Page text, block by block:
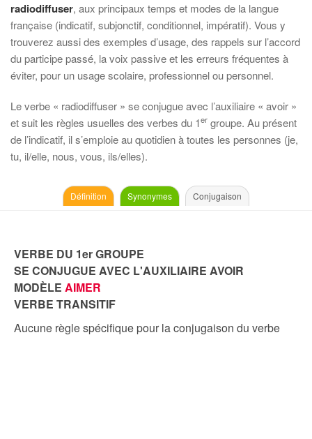
radiodiffuser, aux principaux temps et modes de la langue
française (indicatif, subjonctif, conditionnel, impératif). Vous y
trouverez aussi des exemples d’usage, des rappels sur l’accord
du participe passé, la voix passive et les erreurs fréquentes à
éviter, pour un usage scolaire, professionnel ou personnel.
Le verbe « radiodiffuser » se conjugue avec l’auxiliaire « avoir »
et suit les règles usuelles des verbes du 1er groupe. Au présent
de l’indicatif, il s’emploie au quotidien à toutes les personnes (je,
tu, il/elle, nous, vous, ils/elles).
Définition Synonymes Conjugaison
VERBE DU 1er GROUPE
SE CONJUGUE AVEC L'AUXILIAIRE AVOIR
MODÈLE AIMER
VERBE TRANSITIF
Aucune règle spécifique pour la conjugaison du verbe